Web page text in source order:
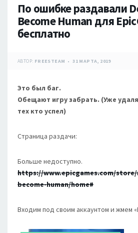
По ошибке раздавали
Become Human для
бесплатно
АВТОР: FREESTEAM 31 МАРТА, 2019
Это был баг.
Обещают игру забрать. (Уже
тех кто успел)
Страница раздачи:
Больше недоступно.
https://www.epicgames.com/
become-human/home#
Входим под своим аккаунтом и жмем